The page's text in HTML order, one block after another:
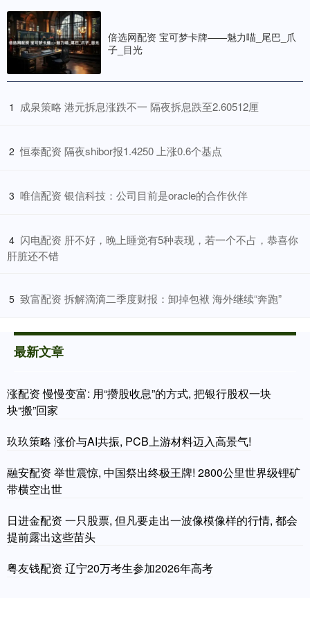
倍选网配资 宝可梦卡牌——魅力喵_尾巴_爪
子_目光
1 ​成泉策略 港元拆息涨跌不一 隔夜拆息跌至2.60512厘
2 ​恒泰配资 隔夜shibor报1.4250 上涨0.6个基点
3 ​唯信配资 银信科技：公司目前是oracle的合作伙伴
4 ​闪电配资 肝不好，晚上睡觉有5种表现，若一个不占，恭喜你
肝脏还不错
5 ​致富配资 拆解滴滴二季度财报：卸掉包袱 海外继续“奔跑”
最新文章
涨配资 慢慢变富: 用“攒股收息”的方式, 把银行股权一块
块“搬”回家
玖玖策略 涨价与AI共振, PCB上游材料迈入高景气!
融安配资 举世震惊, 中国祭出终极王牌! 2800公里世界级锂矿
带横空出世
日进金配资 一只股票, 但凡要走出一波像模像样的行情, 都会
提前露出这些苗头
粤友钱配资 辽宁20万考生参加2026年高考